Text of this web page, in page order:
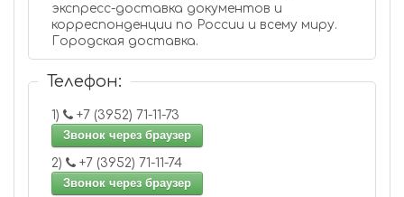
экспресс-доставка документов и
корреспонденции по России и всему миру.
Городская доставка.
Телефон:
1)
+7 (3952) 71-11-73
Звонок через браузер
2)
+7 (3952) 71-11-74
Звонок через браузер